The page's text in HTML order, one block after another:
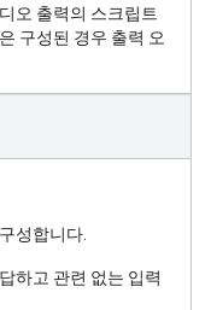
오 출력의 스크립트
구성된 경우 출력 오
성합니다.
하고 관련 없는 입력